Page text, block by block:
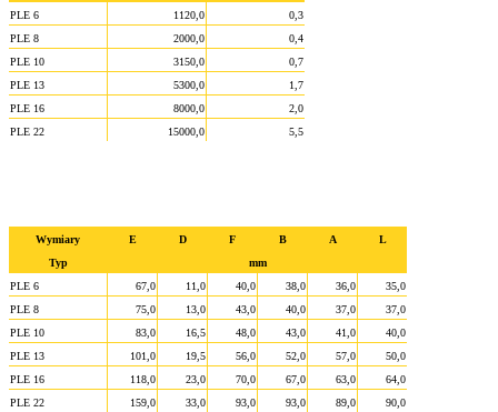
PLE 6
1120,0
0,3
PLE 8
2000,0
0,4
PLE 10
3150,0
0,7
PLE 13
5300,0
1,7
PLE 16
8000,0
2,0
PLE 22
15000,0 5,5
Wymiary E D F B A
L
Typ
mm
PLE 6
67,0 11,0 40,0 38,0 36,0
35,0
PLE 8
75,0 13,0 43,0 40,0 37,0
37,0
PLE 10
83,0 16,5 48,0 43,0 41,0
40,0
PLE 13
101,0 19,5 56,0 52,0 57,0
50,0
PLE 16
118,0 23,0 70,0 67,0 63,0
64,0
PLE 22
159,0 33,0 93,0 93,0 89,0 90,0